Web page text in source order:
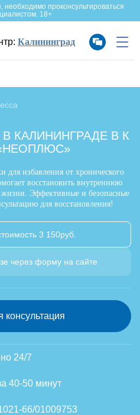
проконсультироваться
18+
Калининград
КАЛИНИНГРАДЕ В К
для избавления от хронического
восстановить внутреннюю
Эффективные и безопасные
для восстановления!
3 150руб.
через форму на сайте
консультация
24/7
40-50 минут
66/01009753